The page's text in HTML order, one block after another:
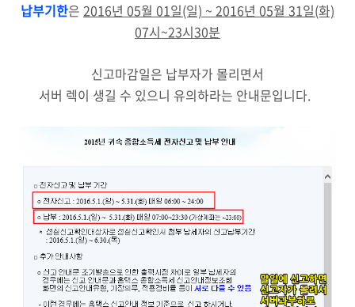
납부기한은 2016년 05월 01일(일) ~ 2016년 05월 31일(화)
07시~23시30분
신고마감일은 납부자가 몰리면서
서버 렉이 생길 수 있으니 유의하라는 안내문입니다.